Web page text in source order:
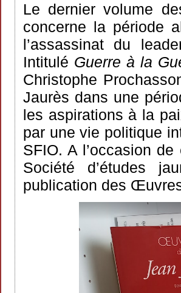
Le dernier volume
concerne la période
l’assassinat du
Intitulé Guerre à la
Christophe
Jaurès dans une
les aspirations à la
par une vie politique
SFIO. A l’occasion
Société d’études
publication des